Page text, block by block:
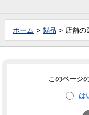
ホーム 製品 店舗の
このページ
は